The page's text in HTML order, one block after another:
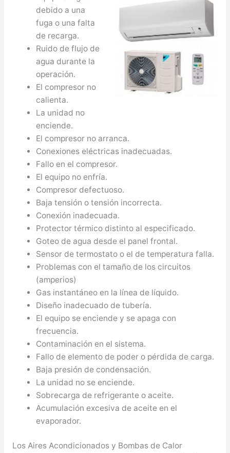
debido a una
fuga o una falta
de recarga.
Ruido de flujo de
agua durante la
operación.
El compresor no
calienta.
La unidad no
enciende.
El compresor no arranca.
Conexiones eléctricas inadecuadas.
Fallo en el compresor.
El equipo no enfría.
Compresor defectuoso.
Baja tensión o tensión incorrecta.
Conexión inadecuada.
Protector térmico distinto al especificado.
Goteo de agua desde el panel frontal.
Sensor de termostato o el de temperatura falla.
Problemas con el tamaño de los circuitos
(amperios)
Gas instantáneo en la línea de líquido.
Diseño inadecuado de tubería.
El equipo se enciende y se apaga con
frecuencia.
Contaminación en el sistema.
Fallo de elemento de poder o pérdida de carga.
Baja presión de condensación.
La unidad no se enciende.
Sobrecarga de refrigerante o aceite.
Acumulación excesiva de aceite en el
evaporador.
Los Aires Acondicionados y Bombas de Calor